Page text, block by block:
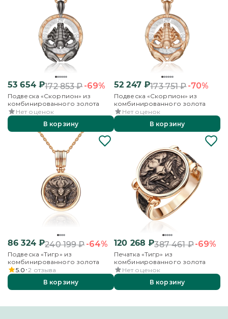
53 654₽172 853₽-69%
Подвеска «Скорпион» из
комбинированного золота
Нет оценок
В корзину
52 247₽173 751₽-70%
Подвеска «Скорпион» из
комбинированного золота
Нет оценок
В корзину
86 324₽240 199₽-64%
Подвеска «Тигр» из
комбинированного золота
5.0 2 отзыва
В корзину
120 268 ₽387 461₽-69%
Печатка «Тигр» из
комбинированного золота
Нет оценок
В корзину